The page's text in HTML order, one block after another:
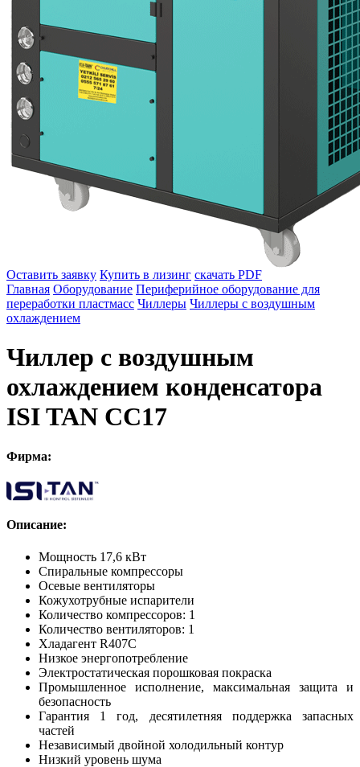
Оставить заявку Купить в лизинг скачать PDF
Главная Оборудование Периферийное оборудование для
переработки пластмасс Чиллеры Чиллеры с воздушным
охлаждением
Чиллер с воздушным
охлаждением конденсатора
ISI TAN СС17
Фирма:
Описание:
Мощность 17,6 кВт
Спиральные компрессоры
Осевые вентиляторы
Кожухотрубные испарители
Количество компрессоров: 1
Количество вентиляторов: 1
Хладагент R407C
Низкое энергопотребление
Электростатическая порошковая покраска
Промышленное исполнение, максимальная защита и
безопасность
Гарантия 1 год, десятилетняя поддержка запасных
частей
Независимый двойной холодильный контур
Низкий уровень шума